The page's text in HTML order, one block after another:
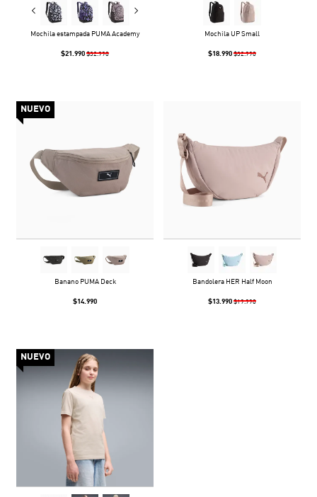
Mochila estampada PUMA Academy
$21.990 $32.990
Mochila UP Small
$18.990 $32.990
NUEVO
Banano PUMA Deck
$14.990
Bandolera HER Half Moon
$13.990 $19.990
NUEVO